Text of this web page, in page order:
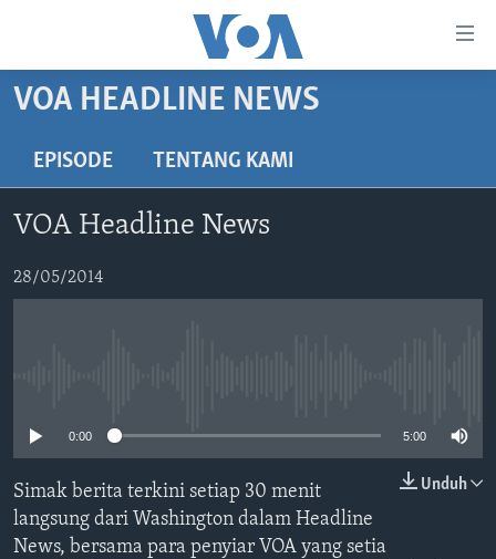
Akses
Utama
Lanjut
Navigasi
DUNIA
POLYGRAPH
DAFTAR PROGRAM
Bahasa-bahasa
VOA HEADLINE NEWS
EPISODE TENTANG KAMI
VOA Headline News
28/05/2014
0:00 5:00
Unduh
Simak berita terkini setiap 30 menit
langsung dari Washington dalam Headline
News, bersama para penyiar VOA yang setia